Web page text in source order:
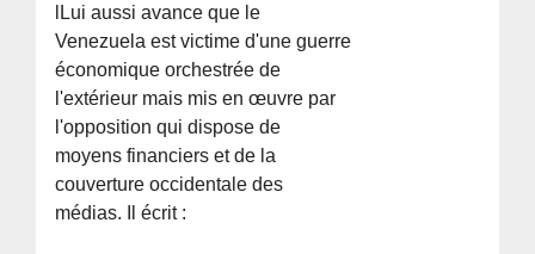
lLui aussi avance que le
Venezuela est victime d'une guerre
économique orchestrée de
l'extérieur mais mis en œuvre par
l'opposition qui dispose de
moyens financiers et de la
couverture occidentale des
médias. Il écrit :